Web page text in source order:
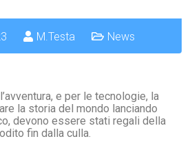
M.Testa News
e per le tecnologie, la
la storia del mondo lanciando
devono essere stati regali della
fin dalla culla.